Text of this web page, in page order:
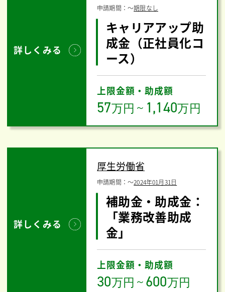
詳しくみる
申請期間：〜期限なし
キャリアアップ助
成金（正社員化コ
ース）
上限金額・助成額
57万円 ～ 1,140万円
詳しくみる
厚生労働省
申請期間：〜2024年01月31日
補助金・助成金：
「業務改善助成
金」
上限金額・助成額
30万円 ～ 600万円